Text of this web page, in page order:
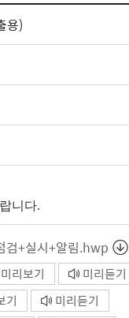
용)
니다.
검+실시+알림.hwp
미리보기 미리듣기
기 미리듣기